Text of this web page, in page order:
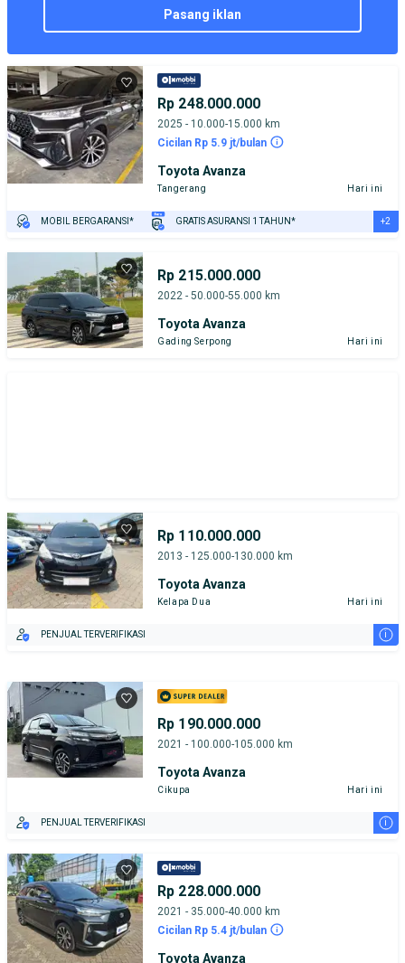
pasang iklan
Rp 248.000.000
2025 - 10.000-15.000 km
Cicilan Rp 5.9 jt/bulan
Toyota Avanza
Tangerang Hari ini
MOBIL BERGARANSI* GRATIS ASURANSI 1 TAHUN* +2
Rp 215.000.000
2022 - 50.000-55.000 km
Toyota Avanza
Gading Serpong Hari ini
Rp 110.000.000
2013 - 125.000-130.000 km
Toyota Avanza
Kelapa Dua Hari ini
PENJUAL TERVERIFIKASI i
Rp 190.000.000
2021 - 100.000-105.000 km
Toyota Avanza
Cikupa Hari ini
PENJUAL TERVERIFIKASI i
Rp 228.000.000
2021 - 35.000-40.000 km
Cicilan Rp 5.4 jt/bulan
Toyota Avanza